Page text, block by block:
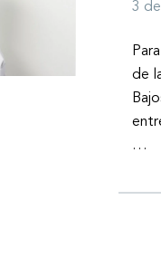
3
de
…